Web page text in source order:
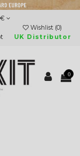
€
Wishlist (0)
UK Distributor
0